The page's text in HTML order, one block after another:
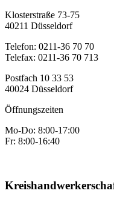
Klosterstraße 73-75
40211 Düsseldorf
Telefon: 0211-36 70 70
Telefax: 0211-36 70 713
Postfach 10 33 53
40024 Düsseldorf
Öffnungszeiten
Mo-Do: 8:00-17:00
Fr: 8:00-16:40